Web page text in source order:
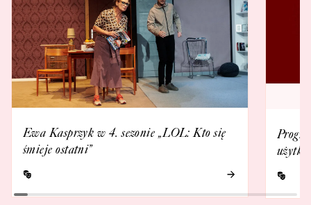
Ewa Kasprzyk w 4. sezonie „LOL: Kto się
śmieje ostatni”